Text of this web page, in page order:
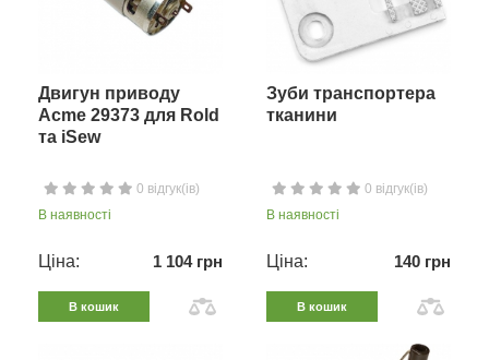
Двигун приводу
Acme 29373 для Rold
та iSew
0 відгук(ів)
В наявності
Ціна: 1 104 грн
В кошик
Зуби транспортера
тканини
0 відгук(ів)
В наявності
Ціна: 140 грн
В кошик